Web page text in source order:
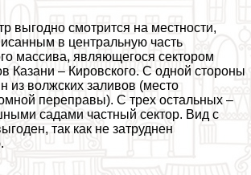
выгодно смотрится на местности,
в центральную часть
массива, являющегося сектором
Казани – Кировского. С одной стороны
из волжских заливов (место
переправы). С трех остальных –
садами частный сектор. Вид с
так как не затруднен